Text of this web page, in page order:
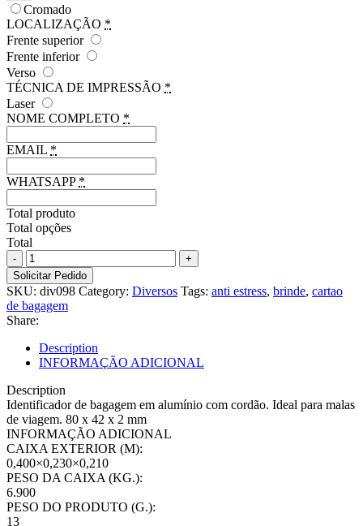
Cromado
LOCALIZAÇÃO *
Frente superior
Frente inferior
Verso
TÉCNICA DE IMPRESSÃO *
Laser
NOME COMPLETO *
EMAIL *
WHATSAPP *
Total produto
Total opções
Total
Identificador
de
bagagem
em
alumínio
com
cordão
quantity
Solicitar Pedido
SKU: div098 Category: Diversos Tags: anti estress, brinde, cartao
de bagagem
Share:
Description
INFORMAÇÃO ADICIONAL
Description
Identificador de bagagem em alumínio com cordão. Ideal para malas
de viagem. 80 x 42 x 2 mm
INFORMAÇÃO ADICIONAL
CAIXA EXTERIOR (M):
0,400×0,230×0,210
PESO DA CAIXA (KG.):
6.900
PESO DO PRODUTO (G.):
13